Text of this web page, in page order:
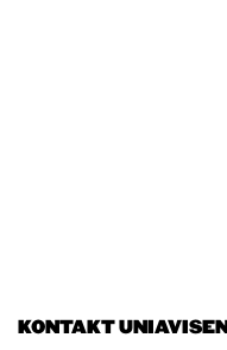
KONTAKT UNIAVISEN